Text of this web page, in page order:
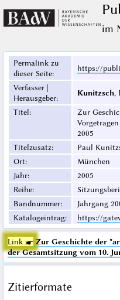
im
Permalink zu
dieser Seite:
https://
Verfasser |
Herausgeber:
Kunitzsch,
Titel:
Zur
2005
Titelzusatz:
Paul
Ort:
München
Jahr:
2005
Reihe:
Bandnummer:
Jahrgang
Katalogeintrag: https://
Link ☛ Zur Geschichte der
der Gesamtsitzung vom 10.
Zitierformate